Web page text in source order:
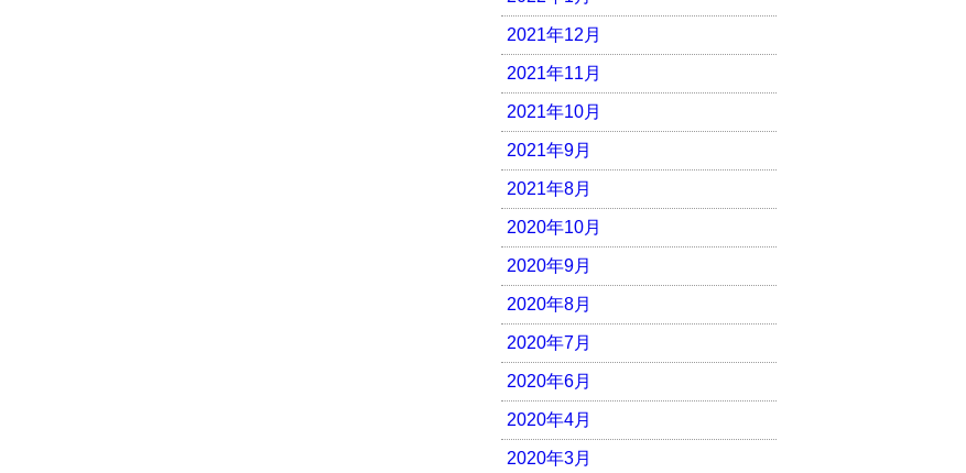
2021年12月
2021年11月
2021年10月
2021年9月
2021年8月
2020年10月
2020年9月
2020年8月
2020年7月
2020年6月
2020年4月
2020年3月